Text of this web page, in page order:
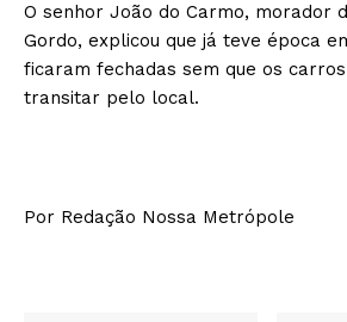
O senhor João do Carmo, morador
Gordo, explicou que já teve época
ficaram fechadas sem que os
transitar pelo local.
Por Redação Nossa Metrópole